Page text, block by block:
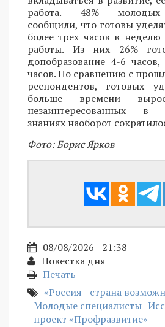
работа. 48% молодых
сообщили, что готовы
более трех часов в
работы. Из них 26%
допобразование 4-6
часов. По сравнению с
респондентов, готовых
больше времени
незаинтересованных в
знаниях наоборот
Фото: Борис Ярков
08/08/2026 - 21:38
Повестка дня
Печать
«Россия - страна
Молодые специалисты
проект «Профразвитие»